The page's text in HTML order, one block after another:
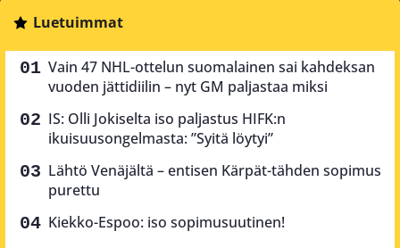
Luetuimmat
Vain 47 NHL-ottelun suomalainen sai kahdeksan
vuoden jättidiilin – nyt GM paljastaa miksi
IS: Olli Jokiselta iso paljastus HIFK:n
ikuisuusongelmasta: ”Syitä löytyi”
Lähtö Venäjältä – entisen Kärpät-tähden sopimus
purettu
Kiekko-Espoo: iso sopimusuutinen!